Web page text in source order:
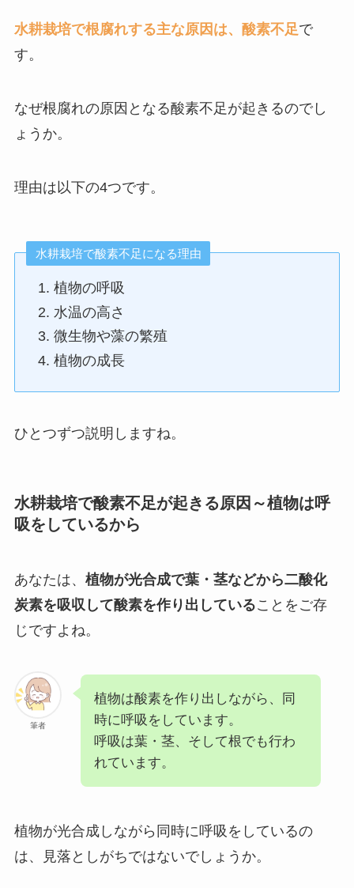
水耕栽培で根腐れする主な原因は、酸素不足で
す。
なぜ根腐れの原因となる酸素不足が起きるのでし
ょうか。
理由は以下の4つです。
水耕栽培で酸素不足になる理由
植物の呼吸
水温の高さ
微生物や藻の繁殖
植物の成長
ひとつずつ説明しますね。
水耕栽培で酸素不足が起きる原因～植物は呼
吸をしているから
あなたは、 植物が光合成で葉・茎などから二酸化
炭素を吸収して酸素を作り出していることをご存
じですよね。
筆者
植物は酸素を作り出しながら、同
時に呼吸をしています。
呼吸は葉・茎、そして根でも行わ
れています。
植物が光合成しながら同時に呼吸をしているの
は、見落としがちではないでしょうか。